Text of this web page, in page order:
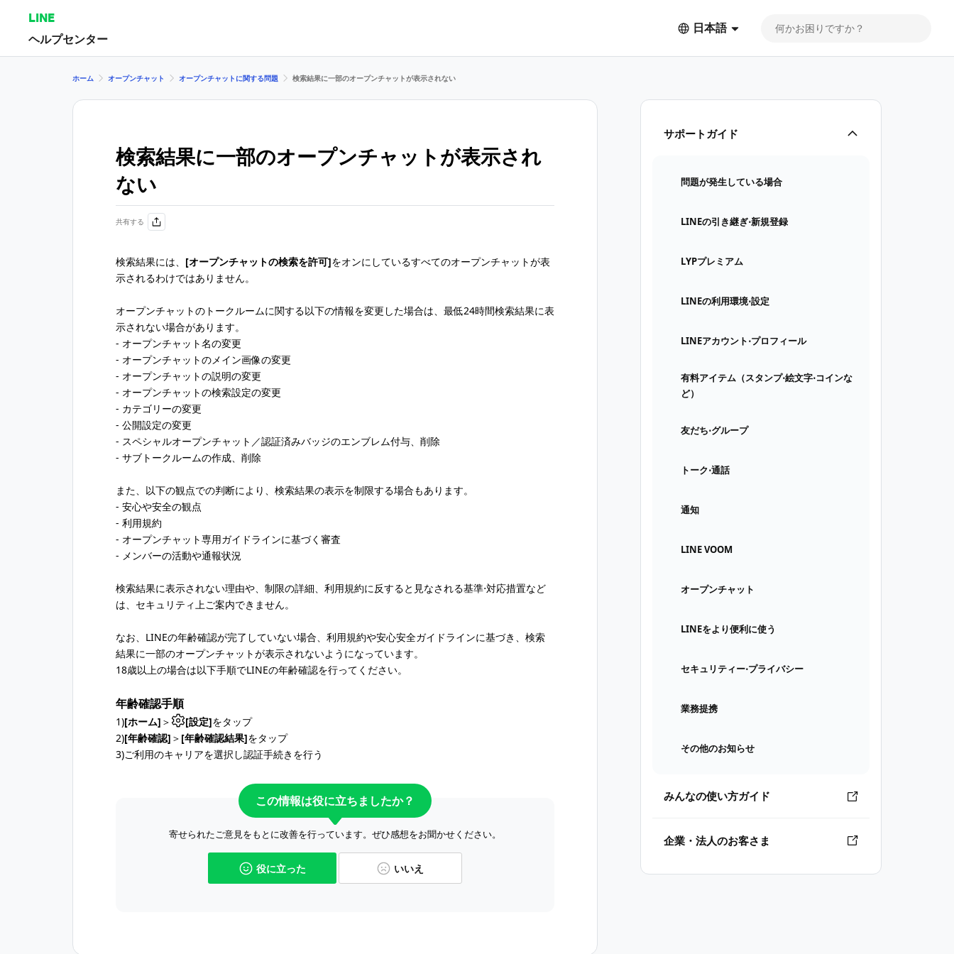
LINE
ヘルプセンター
日本語
サポートガイド
問題が発生している場合
LINEの引き継ぎ⋅新規登録
LYPプレミアム
LINEの利用環境⋅設定
LINEアカウント⋅プロフィール
有料アイテム（スタンプ⋅絵文字⋅コインな
ど）
友だち⋅グループ
トーク⋅通話
通知
LINE VOOM
オープンチャット
LINEをより便利に使う
セキュリティー⋅プライバシー
業務提携
その他のお知らせ
みんなの使い方ガイド
企業・法人のお客さま
ホーム オープンチャット オープンチャットに関する問題 検索結果に一部のオープンチャットが表示されない
検索結果に一部のオープンチャットが表示され
ない
共有する
検索結果には、 [オープンチャットの検索を許可]をオンにしているすべてのオープンチャットが表
示されるわけではありません。
オープンチャットのトークルームに関する以下の情報を変更した場合は、最低24時間検索結果に表
示されない場合があります。
- オープンチャット名の変更
- オープンチャットのメイン画像の変更
- オープンチャットの説明の変更
- オープンチャットの検索設定の変更
- カテゴリーの変更
- 公開設定の変更
- スペシャルオープンチャット／認証済みバッジのエンブレム付与、削除
- サブトークルームの作成、削除
また、以下の観点での判断により、検索結果の表示を制限する場合もあります。
- 安心や安全の観点
- 利用規約
- オープンチャット専用ガイドラインに基づく審査
- メンバーの活動や通報状況
検索結果に表示されない理由や、制限の詳細、利用規約に反すると見なされる基準⋅対応措置など
は、セキュリティ上ご案内できません。
なお、LINEの年齢確認が完了していない場合、利用規約や安心安全ガイドラインに基づき、検索
結果に一部のオープンチャットが表示されないようになっています。
18歳以上の場合は以下手順でLINEの年齢確認を行ってください。
年齢確認手順
1)[ホーム] ＞ [設定]をタップ
2)[年齢確認] ＞ [年齢確認結果]をタップ
3)ご利用のキャリアを選択し認証手続きを行う
この情報は役に立ちましたか？
寄せられたご意見をもとに改善を行っています。ぜひ感想をお聞かせください。
役に立った いいえ